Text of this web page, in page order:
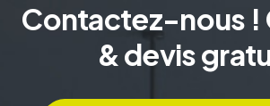
Contactez-nous !
& devis